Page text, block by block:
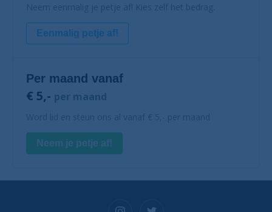
Neem eenmalig je petje af! Kies zelf het bedrag.
Eenmalig petje af!
Per maand vanaf
€ 5,- per maand
Word lid en steun ons al vanaf € 5,- per maand
Neem je petje af!